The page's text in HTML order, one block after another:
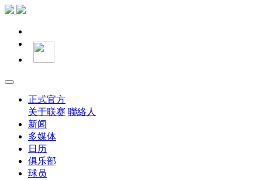
正式官方
关于联赛 聯絡人
新闻
多媒体
日历
俱乐部
球员